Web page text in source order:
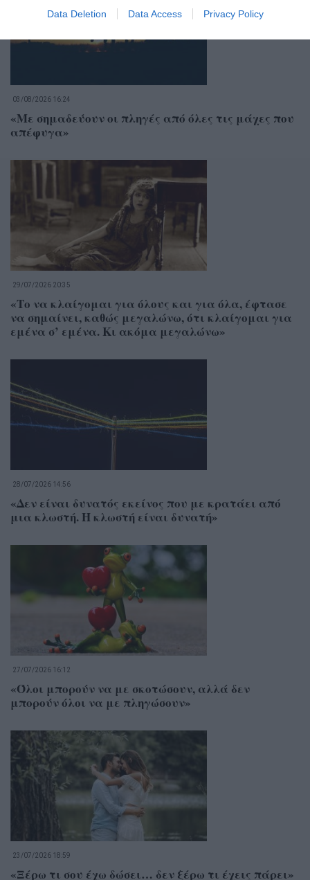
Data Deletion Data Access Privacy Policy
03/08/2026 16:24
«Με σημαδεύουν οι πληγές από όλες τις μάχες που
απέφυγα»
29/07/2026 20:35
«Το να κλαίγομαι για όλους και για όλα, έφτασε
να σημαίνει, καθώς μεγαλώνω, ότι κλαίγομαι για
εμένα σ’ εμένα. Κι ακόμα μεγαλώνω»
28/07/2026 14:56
«Δεν είναι δυνατός εκείνος που με κρατάει από
μια κλωστή. Η κλωστή είναι δυνατή»
27/07/2026 16:12
«Όλοι μπορούν να με σκοτώσουν, αλλά δεν
μπορούν όλοι να με πληγώσουν»
23/07/2026 18:59
«Ξέρω τι σου έχω δώσει… δεν ξέρω τι έχεις πάρει»